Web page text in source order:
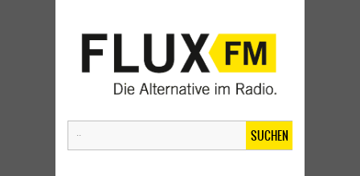
SUCHEN